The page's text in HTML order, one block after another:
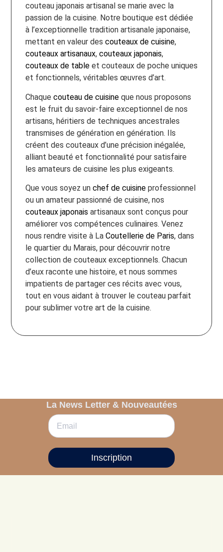
couteau japonais artisanal se marie avec la
passion de la cuisine. Notre boutique est dédiée
à l’exceptionnelle tradition artisanale japonaise,
mettant en valeur des couteaux de cuisine,
couteaux artisanaux, couteaux japonais,
couteaux de table et couteaux de poche uniques
et fonctionnels, véritables œuvres d’art.
Chaque couteau de cuisine que nous proposons
est le fruit du savoir-faire exceptionnel de nos
artisans, héritiers de techniques ancestrales
transmises de génération en génération. Ils
créent des couteaux d’une précision inégalée,
alliant beauté et fonctionnalité pour satisfaire
les amateurs de cuisine les plus exigeants.
Que vous soyez un chef de cuisine professionnel
ou un amateur passionné de cuisine, nos
couteaux japonais artisanaux sont conçus pour
améliorer vos compétences culinaires. Venez
nous rendre visite à La Coutellerie de Paris, dans
le quartier du Marais, pour découvrir notre
collection de couteaux exceptionnels. Chacun
d’eux raconte une histoire, et nous sommes
impatients de partager ces récits avec vous,
tout en vous aidant à trouver le couteau parfait
pour sublimer votre art de la cuisine.
La News Letter & Nouveautées
Inscription